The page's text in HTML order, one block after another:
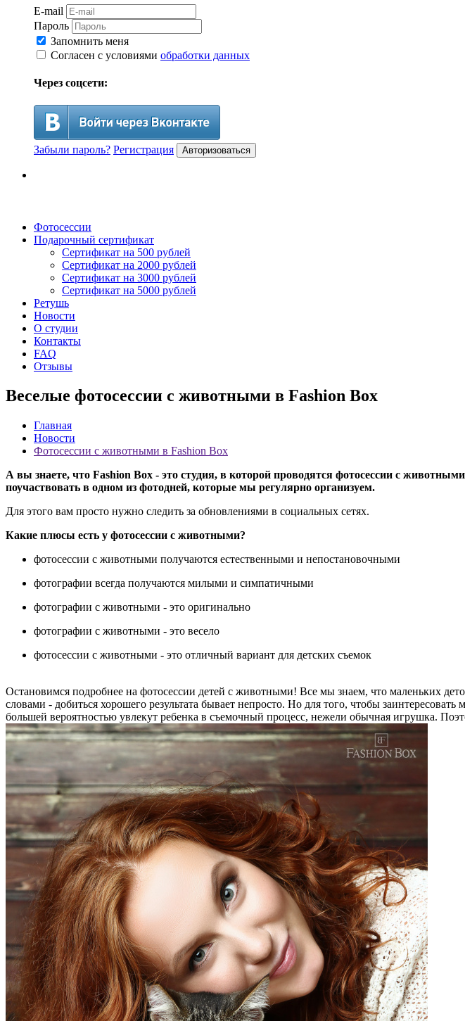
E-mail
Пароль
Запомнить меня
Согласен с условиями обработки данных
Через соцсети:
Забыли пароль? Регистрация Авторизоваться
Фотосессии
Подарочный сертификат
Сертификат на 500 рублей
Сертификат на 2000 рублей
Сертификат на 3000 рублей
Сертификат на 5000 рублей
Ретушь
Новости
О студии
Контакты
FAQ
Отзывы
Веселые фотосессии с животными в Fashion Box
Главная
Новости
Фотосессии с животными в Fashion Box
А вы знаете, что Fashion Box - это студия, в которой проводятся фотосессии с
поучаствовать в одном из фотодней, которые мы регулярно организуем.
Для этого вам просто нужно следить за обновлениями в социальных сетях.
Какие плюсы есть у фотосессии с животными?
фотосессии с животными получаются естественными и непостановочными
фотографии всегда получаются милыми и симпатичными
фотографии с животными - это оригинально
фотографии с животными - это весело
фотосессии с животными - это отличный вариант для детских съемок
Остановимся подробнее на фотосессии детей с животными! Все мы знаем, что маленьких
словами - добиться хорошего результата бывает непросто. Но для того, чтобы
большей вероятностью увлекут ребенка в съемочный процесс, нежели обычная игрушка.